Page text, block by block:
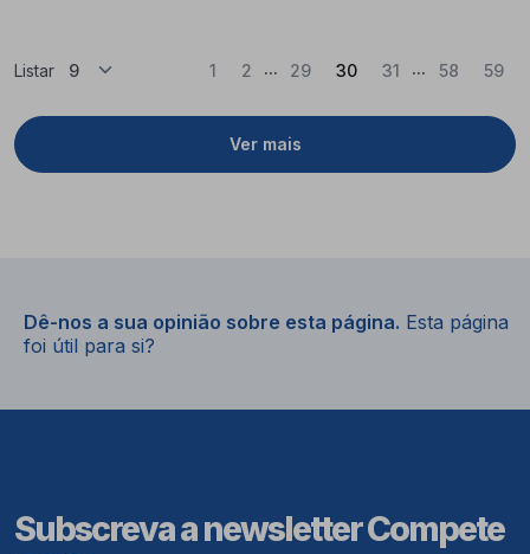
Listar
Ver mais
1 2 ... 29 30(Atual)
31 ... 58 59
Dê-nos a sua opinião sobre esta página. Esta página
foi útil para si?
Subscreva a newsletter Compete